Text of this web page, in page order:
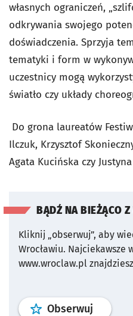
własnych ograniczeń,
odkrywania swojego
doświadczenia. Sprzyja
tematyki i form w
uczestnicy mogą
światło czy układy
Do grona laureatów
Ilczuk, Krzysztof
Agata Kucińska czy
BĄDŹ NA BIEŻĄCO
Kliknij „obserwuj”, aby
Wrocławiu. Najciekawsze
www.wroclaw.pl
Obserwuj profil